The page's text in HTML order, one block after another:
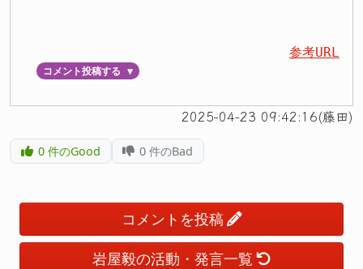
参考URL
コメント投稿する ▼
2025-04-23 09:42:16(藤田)
0件のGood 0 件のBad
コメントを投稿
岩屋毅の活動・発言一覧